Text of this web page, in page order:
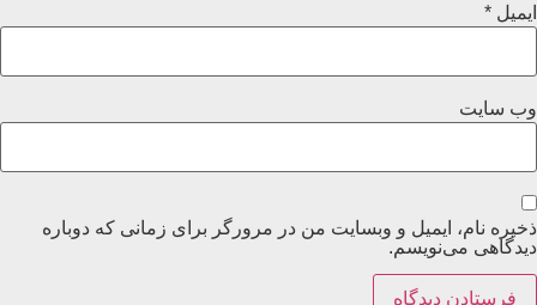
ایمیل *
وب‌ سایت
ذخیره نام، ایمیل و وبسایت من در مرورگر برای زمانی که دوباره
دیدگاهی می‌نویسم.